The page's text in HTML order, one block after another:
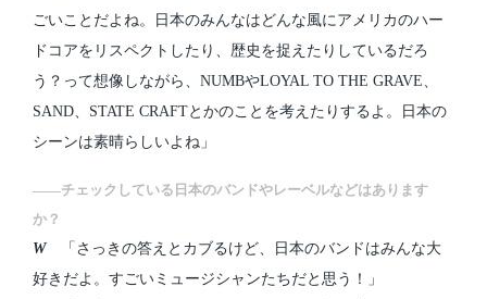
ごいことだよね。日本のみんなはどんな風にアメリカのハー
ドコアをリスペクトしたり、歴史を捉えたりしているだろ
う？って想像しながら、NUMBやLOYAL TO THE GRAVE、
SAND、STATE CRAFTとかのことを考えたりするよ。日本の
シーンは素晴らしいよね」
――チェックしている日本のバンドやレーベルなどはあります
か？
W「さっきの答えとカブるけど、日本のバンドはみんな大
好きだよ。すごいミュージシャンたちだと思う！」